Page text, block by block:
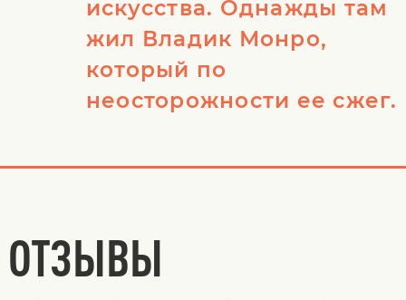
искусства. Однажды там
жил Владик Монро,
который по
неосторожности ее сжег.
ОТЗЫВЫ